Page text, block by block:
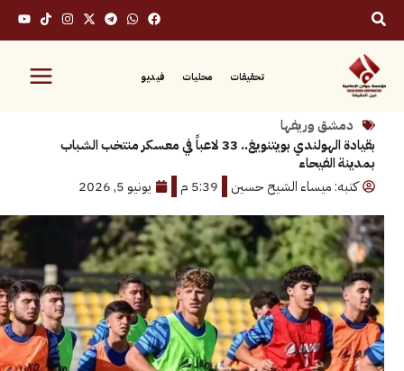
محليات فيديو
وريفها
بقيادة الهولندي بويتنويغ.. 33 لاعباً في معسكر منتخب الشباب
ميساء الشيح حسين
5:39 م يونيو 5, 2026